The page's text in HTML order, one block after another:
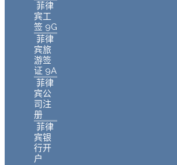
菲律
宾工
签 9G
菲律
宾旅
游签
证 9A
菲律
宾公
司注
册
菲律
宾银
行开
户